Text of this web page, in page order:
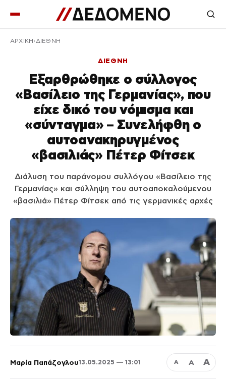
ΑΡΧΙΚΉ ΔΙΕΘΝΗ
ΔΙΕΘΝΗ
Εξαρθρώθηκε ο σύλλογος
«Βασίλειο της Γερμανίας», που
είχε δικό του νόμισμα και
«σύνταγμα» – Συνελήφθη ο
αυτοανακηρυγμένος
«βασιλιάς» Πέτερ Φίτσεκ
Διάλυση του παράνομου συλλόγου «Βασίλειο της
Γερμανίας» και σύλληψη του αυτοαποκαλούμενου
«βασιλιά» Πέτερ Φίτσεκ από τις γερμανικές αρχές
Μαρία Παπάζογλου13.05.2025 — 13:01 Α Α Α